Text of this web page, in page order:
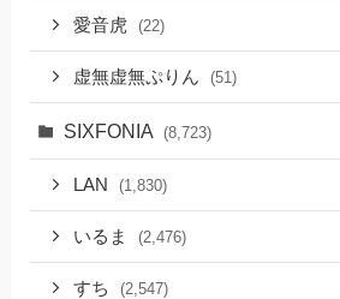
愛音虎 (22)
虚無虚無ぷりん (51)
SIXFONIA (8,723)
LAN (1,830)
いるま (2,476)
すち (2,547)